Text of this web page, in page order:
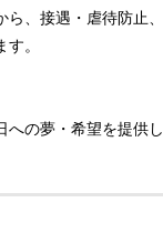
、接遇・虐待防止
。
の夢・希望を提供